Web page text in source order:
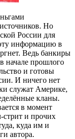
Но
России для
информацию в
Ведь банкиры
начале прошлого
и готовы
И ничего нет
служат Америке,
кланы.
в момент
стрит и прочих
куда им и
автора.